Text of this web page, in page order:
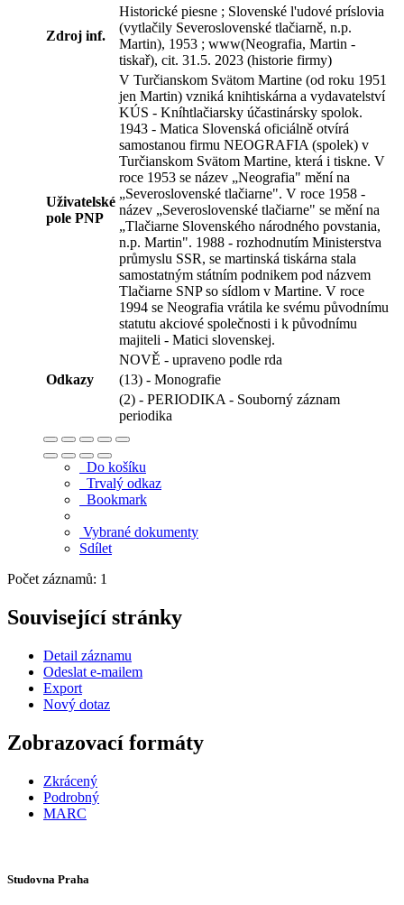
Zdroj inf.
Historické piesne ; Slovenské l'udové príslovia
(vytlačily Severoslovenské tlačiarně, n.p.
Martin), 1953 ; www(Neografia, Martin -
tiskař), cit. 31.5. 2023 (historie firmy)
Uživatelské
pole PNP
V Turčianskom Svätom Martine (od roku 1951
jen Martin) vzniká knihtiskárna a vydavatelství
KÚS - Kníhtlačiarsky účastinársky spolok.
1943 - Matica Slovenská oficiálně otvírá
samostanou firmu NEOGRAFIA (spolek) v
Turčianskom Svätom Martine, která i tiskne. V
roce 1953 se název „Neografia" mění na
„Severoslovenské tlačiarne". V roce 1958 -
název „Severoslovenské tlačiarne" se mění na
„Tlačiarne Slovenského národného povstania,
n.p. Martin". 1988 - rozhodnutím Ministerstva
průmyslu SSR, se martinská tiskárna stala
samostatným státním podnikem pod názvem
Tlačiarne SNP so sídlom v Martine. V roce
1994 se Neografia vrátila ke svému původnímu
statutu akciové společnosti i k původnímu
majiteli - Matici slovenskej.
NOVĚ - upraveno podle rda
Odkazy
(13) - Monografie
(2) - PERIODIKA - Souborný záznam
periodika
Do košíku
Trvalý odkaz
Bookmark
Vybrané dokumenty
Sdílet
Počet záznamů: 1
Související stránky
Detail záznamu
Odeslat e-mailem
Export
Nový dotaz
Zobrazovací formáty
Zkrácený
Podrobný
MARC
Studovna Praha